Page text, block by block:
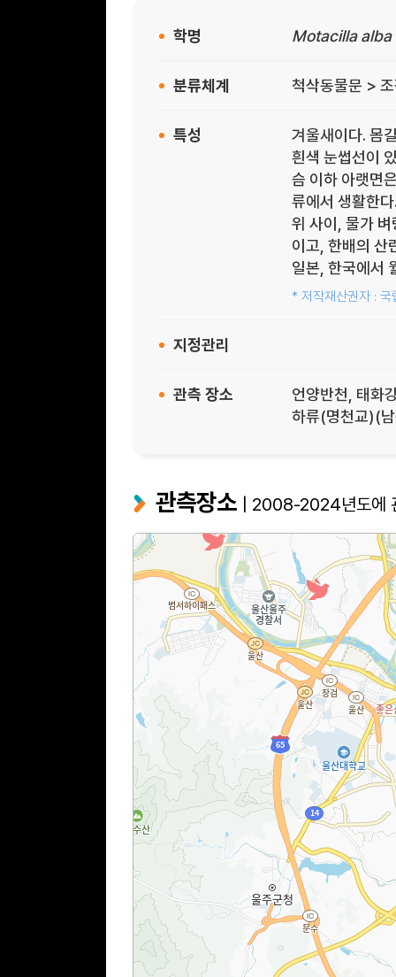
학명 Motacilla alba
분류체계 척삭동물문 >
특성
겨울새이다. 몸
흰색 눈썹선이
슴 이하 아랫면
류에서 생활한
위 사이, 물가
이고, 한배의 산
일본, 한국에서
* 저작재산권자 : 국
지정관리
관측 장소
언양반천, 태화
하류(명천교)(
관측장소 | 2008-2024년도에